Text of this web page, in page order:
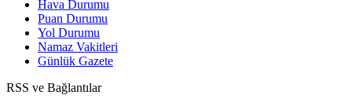
Hava Durumu
Puan Durumu
Yol Durumu
Namaz Vakitleri
Günlük Gazete
RSS ve Bağlantılar